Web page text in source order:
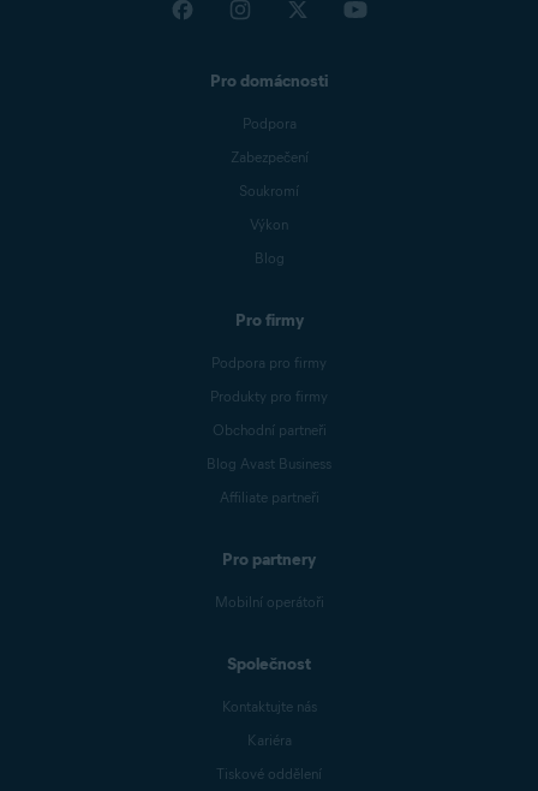
Pro domácnosti
Podpora
Zabezpečení
Soukromí
Výkon
Blog
Pro firmy
Podpora pro firmy
Produkty pro firmy
Obchodní partneři
Blog Avast Business
Affiliate partneři
Pro partnery
Mobilní operátoři
Společnost
Kontaktujte nás
Kariéra
Tiskové oddělení